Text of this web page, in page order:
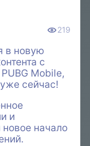
219
в новую
с
Mobile,
уже сейчас!
и
начало